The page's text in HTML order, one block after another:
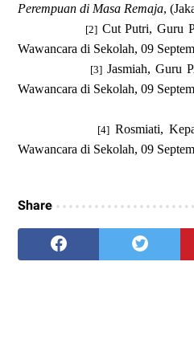
Perempuan di Masa Remaja,
[2] Cut Putri, Guru
Wawancara di Sekolah, 09
[3] Jasmiah, Guru
Wawancara di Sekolah, 09
[4] Rosmiati,
Wawancara di Sekolah, 09
Share